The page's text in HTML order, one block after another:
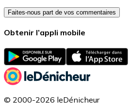
Faites-nous part de vos commentaires
Obtenir l’appli mobile
© 2000-2026 leDénicheur